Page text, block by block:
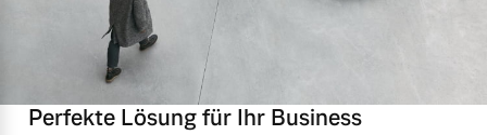
Perfekte Lösung für Ihr Business